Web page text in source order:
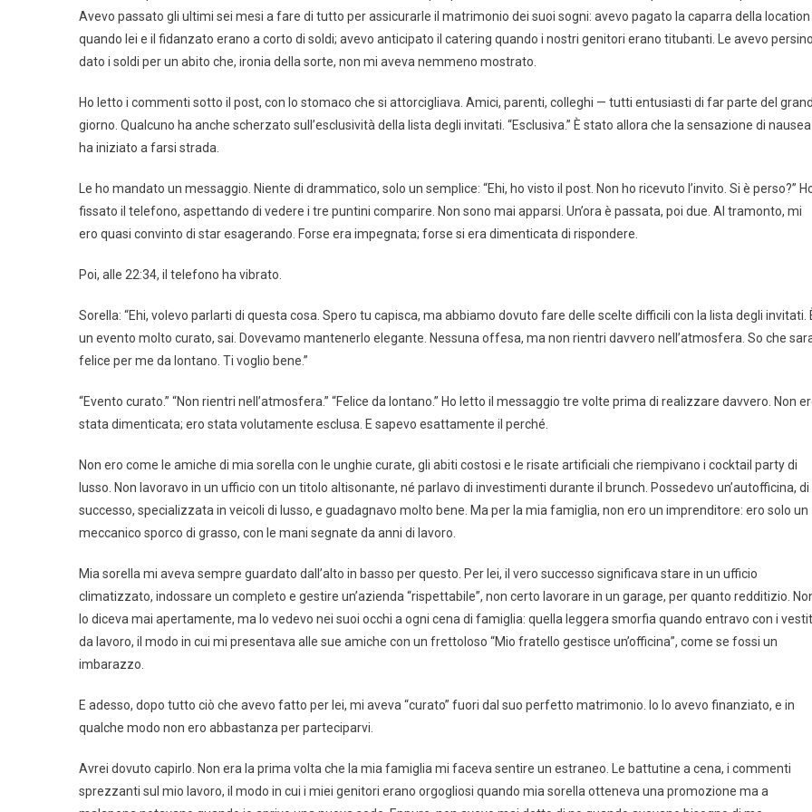
Avevo passato gli ultimi sei mesi a fare di tutto per assicurarle il matrimonio dei suoi sogni: avevo pagato la caparra della location
quando lei e il fidanzato erano a corto di soldi; avevo anticipato il catering quando i nostri genitori erano titubanti. Le avevo persino
dato i soldi per un abito che, ironia della sorte, non mi aveva nemmeno mostrato.
Ho letto i commenti sotto il post, con lo stomaco che si attorcigliava. Amici, parenti, colleghi — tutti entusiasti di far parte del
giorno. Qualcuno ha anche scherzato sull’esclusività della lista degli invitati. “Esclusiva.” È stato allora che la sensazione di nausea
ha iniziato a farsi strada.
Le ho mandato un messaggio. Niente di drammatico, solo un semplice: “Ehi, ho visto il post. Non ho ricevuto l’invito. Si è perso?”
fissato il telefono, aspettando di vedere i tre puntini comparire. Non sono mai apparsi. Un’ora è passata, poi due. Al tramonto, mi
ero quasi convinto di star esagerando. Forse era impegnata; forse si era dimenticata di rispondere.
Poi, alle 22:34, il telefono ha vibrato.
Sorella: “Ehi, volevo parlarti di questa cosa. Spero tu capisca, ma abbiamo dovuto fare delle scelte difficili con la lista degli invitati.
un evento molto curato, sai. Dovevamo mantenerlo elegante. Nessuna offesa, ma non rientri davvero nell’atmosfera. So che
felice per me da lontano. Ti voglio bene.”
“Evento curato.” “Non rientri nell’atmosfera.” “Felice da lontano.” Ho letto il messaggio tre volte prima di realizzare davvero. Non
stata dimenticata; ero stata volutamente esclusa. E sapevo esattamente il perché.
Non ero come le amiche di mia sorella con le unghie curate, gli abiti costosi e le risate artificiali che riempivano i cocktail party di
lusso. Non lavoravo in un ufficio con un titolo altisonante, né parlavo di investimenti durante il brunch. Possedevo un’autofficina, di
successo, specializzata in veicoli di lusso, e guadagnavo molto bene. Ma per la mia famiglia, non ero un imprenditore: ero solo un
meccanico sporco di grasso, con le mani segnate da anni di lavoro.
Mia sorella mi aveva sempre guardato dall’alto in basso per questo. Per lei, il vero successo significava stare in un ufficio
climatizzato, indossare un completo e gestire un’azienda “rispettabile”, non certo lavorare in un garage, per quanto redditizio.
lo diceva mai apertamente, ma lo vedevo nei suoi occhi a ogni cena di famiglia: quella leggera smorfia quando entravo con i
da lavoro, il modo in cui mi presentava alle sue amiche con un frettoloso “Mio fratello gestisce un’officina”, come se fossi un
imbarazzo.
E adesso, dopo tutto ciò che avevo fatto per lei, mi aveva “curato” fuori dal suo perfetto matrimonio. Io lo avevo finanziato, e in
qualche modo non ero abbastanza per parteciparvi.
Avrei dovuto capirlo. Non era la prima volta che la mia famiglia mi faceva sentire un estraneo. Le battutine a cena, i commenti
sprezzanti sul mio lavoro, il modo in cui i miei genitori erano orgogliosi quando mia sorella otteneva una promozione ma a